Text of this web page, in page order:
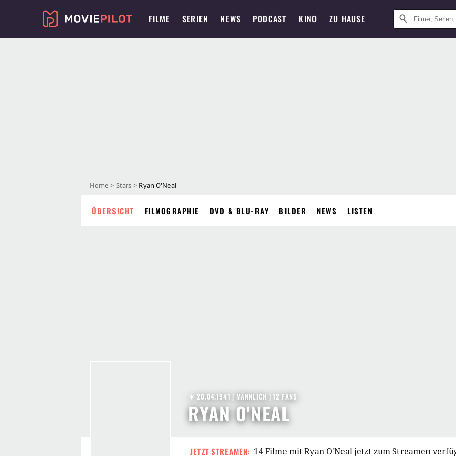
FILME SERIEN NEWS PODCAST KINO ZU HAUSE
Home Stars Ryan O'Neal
ÜBERSICHT FILMOGRAPHIE DVD & BLU-RAY BILDER NEWS LISTEN
RYAN O'NEAL
✶ 20.04.1941 | MÄNNLICH | 12 FANS
JETZT STREAMEN: 14 Filme mit Ryan O'Neal jetzt zum Streamen